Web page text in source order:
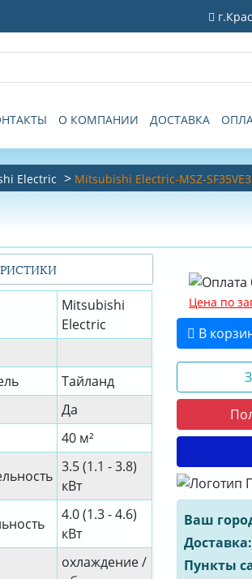
О КОМПАНИИ ДОСТАВКА
Electric Mitsubishi Electric-MSZ-SF35VE3
Mitsubishi
Electric
Тайланд
Да
40 м²
3.5 (1.1 - 3.8)
кВт
4.0 (1.3 - 4.6)
кВт
охлаждение /
Цена по
В
Ваш
Доставка:
Пункты